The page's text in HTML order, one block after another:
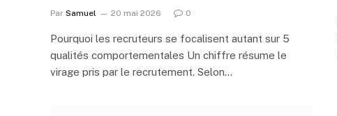
Par Samuel 20 mai 2026 0
Pourquoi les recruteurs se focalisent autant sur 5
qualités comportementales Un chiffre résume le
virage pris par le recrutement. Selon…